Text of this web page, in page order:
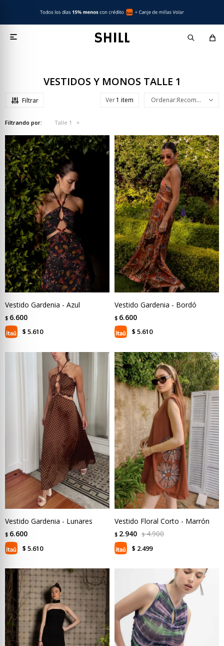

VESTIDOS Y MONOS TALLE 1
Ver Recomendados
Filtrando por: Talle 1
Vestido Gardenia - Azul
$ 6.600
$ 5.610
Vestido Gardenia - Bordó
$ 6.600
$ 5.610
Vestido Gardenia - Lunares
$ 6.600
$ 5.610
Vestido Floral Corto - Marrón
$ 2.940 $ 4.900
$ 2.499